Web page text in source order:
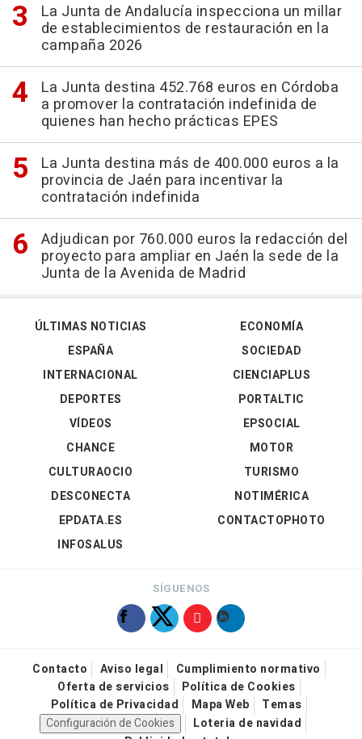
La Junta de Andalucía inspecciona un millar
de establecimientos de restauración en la
campaña 2026
La Junta destina 452.768 euros en Córdoba
a promover la contratación indefinida de
quienes han hecho prácticas EPES
La Junta destina más de 400.000 euros a la
provincia de Jaén para incentivar la
contratación indefinida
Adjudican por 760.000 euros la redacción del
proyecto para ampliar en Jaén la sede de la
Junta de la Avenida de Madrid
ÚLTIMAS NOTICIAS
ESPAÑA
INTERNACIONAL
DEPORTES
VÍDEOS
ECONOMÍA
SOCIEDAD
CIENCIAPLUS
PORTALTIC
EPSOCIAL
CHANCE
CULTURAOCIO
DESCONECTA
EPDATA.ES
INFOSALUS
MOTOR
TURISMO
NOTIMÉRICA
CONTACTOPHOTO
SÍGUENOS
Contacto Aviso legal
Cumplimiento normativo
Oferta de servicios
Política de Cookies
Política de Privacidad
Mapa Web
Temas
Configuración de Cookies
Loteria de navidad